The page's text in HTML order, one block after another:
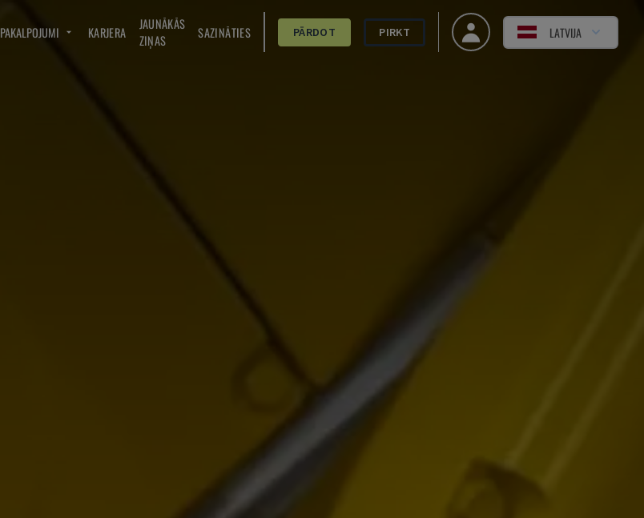
PAKALPOJUMI KARJERA
JAUNĀKĀS
ZIŅAS
SAZINĀTIES PĀRDOT PIRKT LATVIJA